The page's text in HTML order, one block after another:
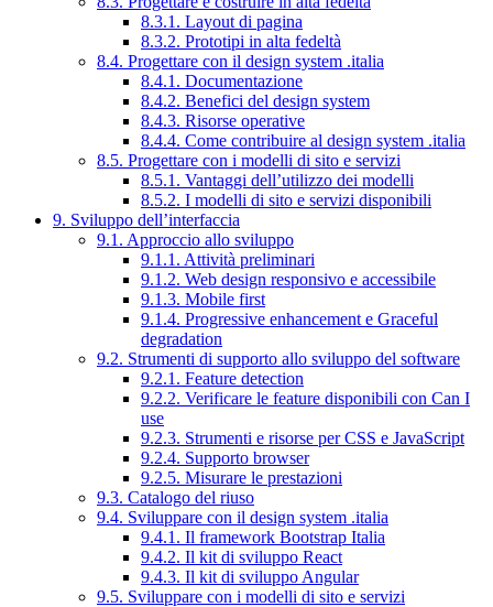
8.3.1. Layout di pagina
8.3.2. Prototipi in alta fedeltà
8.4. Progettare con il design system .italia
8.4.1. Documentazione
8.4.2. Benefici del design system
8.4.3. Risorse operative
8.4.4. Come contribuire al design system .italia
8.5. Progettare con i modelli di sito e servizi
8.5.1. Vantaggi dell’utilizzo dei modelli
8.5.2. I modelli di sito e servizi disponibili
9. Sviluppo dell’interfaccia
9.1. Approccio allo sviluppo
9.1.1. Attività preliminari
9.1.2. Web design responsivo e accessibile
9.1.3. Mobile first
9.1.4. Progressive enhancement e Graceful
degradation
9.2. Strumenti di supporto allo sviluppo del software
9.2.1. Feature detection
9.2.2. Verificare le feature disponibili con Can I
use
9.2.3. Strumenti e risorse per CSS e JavaScript
9.2.4. Supporto browser
9.2.5. Misurare le prestazioni
9.3. Catalogo del riuso
9.4. Sviluppare con il design system .italia
9.4.1. Il framework Bootstrap Italia
9.4.2. Il kit di sviluppo React
9.4.3. Il kit di sviluppo Angular
9.5. Sviluppare con i modelli di sito e servizi